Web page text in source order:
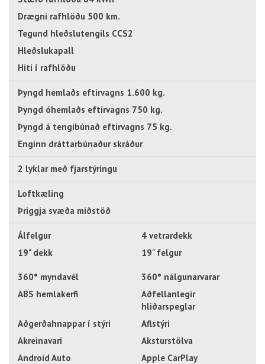
Drægni rafhlöðu 500 km.
Tegund hleðslutengils CCS2
Hleðslukapall
Hiti í rafhlöðu
Þyngd hemlaðs eftirvagns 1.600 kg.
Þyngd óhemlaðs eftirvagns 750 kg.
Þyngd á tengibúnað eftirvagns 75 kg.
Enginn dráttarbúnaður skráður
2 lyklar með fjarstýringu
Loftkæling
Þriggja svæða miðstöð
Álfelgur
4 vetrardekk
19" dekk
19" felgur
360° myndavél
360° nálgunarvarar
ABS hemlakerfi
Aðfellanlegir
hliðarspeglar
Aðgerðahnappar í stýri
Aflstýri
Akreinavari
Aksturstölva
Android Auto
Apple CarPlay